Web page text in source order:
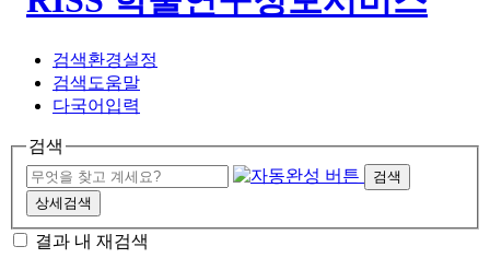
검색환경설정
검색도움말
다국어입력
검색
검색
상세검색
결과 내 재검색